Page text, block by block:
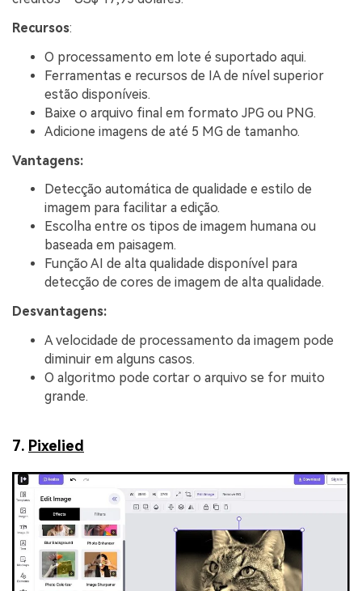
Recursos:
O processamento em lote é suportado aqui.
Ferramentas e recursos de IA de nível superior
estão disponíveis.
Baixe o arquivo final em formato JPG ou PNG.
Adicione imagens de até 5 MG de tamanho.
Vantagens:
Detecção automática de qualidade e estilo de
imagem para facilitar a edição.
Escolha entre os tipos de imagem humana ou
baseada em paisagem.
Função AI de alta qualidade disponível para
detecção de cores de imagem de alta qualidade.
Desvantagens:
A velocidade de processamento da imagem pode
diminuir em alguns casos.
O algoritmo pode cortar o arquivo se for muito
grande.
7. Pixelied